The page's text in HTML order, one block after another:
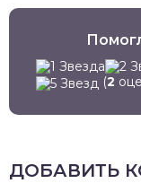
(2
ДОБАВИТЬ